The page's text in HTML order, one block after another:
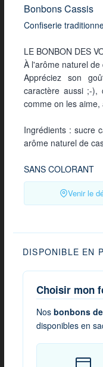
Bonbons Cassis
Confiserie
LE BONBON DES
À l'arôme naturel de
Appréciez son
caractère aussi ;-),
comme on les
Ingrédients : sucre
arôme naturel de
SANS COLORANT
Venir le
DISPONIBLE EN
Choisir mon
Nos bonbons
disponibles en